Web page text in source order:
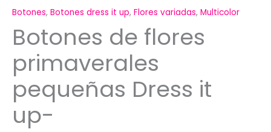
Botones, Botones dress it up, Flores variadas, Multicolor
Botones de flores
primaverales
pequeñas Dress it
up-